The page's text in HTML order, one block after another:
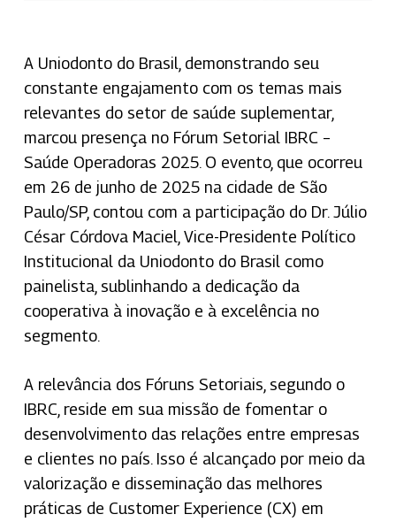
A Uniodonto do Brasil, demonstrando seu
constante engajamento com os temas mais
relevantes do setor de saúde suplementar,
marcou presença no Fórum Setorial IBRC –
Saúde Operadoras 2025. O evento, que ocorreu
em 26 de junho de 2025 na cidade de São
Paulo/SP, contou com a participação do Dr. Júlio
César Córdova Maciel, Vice-Presidente Político
Institucional da Uniodonto do Brasil como
painelista, sublinhando a dedicação da
cooperativa à inovação e à excelência no
segmento.
A relevância dos Fóruns Setoriais, segundo o
IBRC, reside em sua missão de fomentar o
desenvolvimento das relações entre empresas
e clientes no país. Isso é alcançado por meio da
valorização e disseminação das melhores
práticas de Customer Experience (CX) em